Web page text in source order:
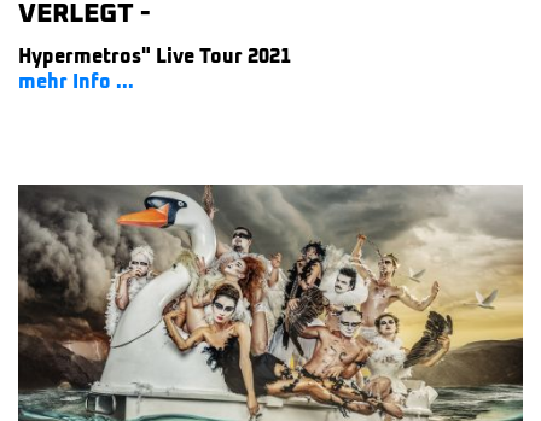
VERLEGT -
Hypermetros" Live Tour 2021
mehr Info ...